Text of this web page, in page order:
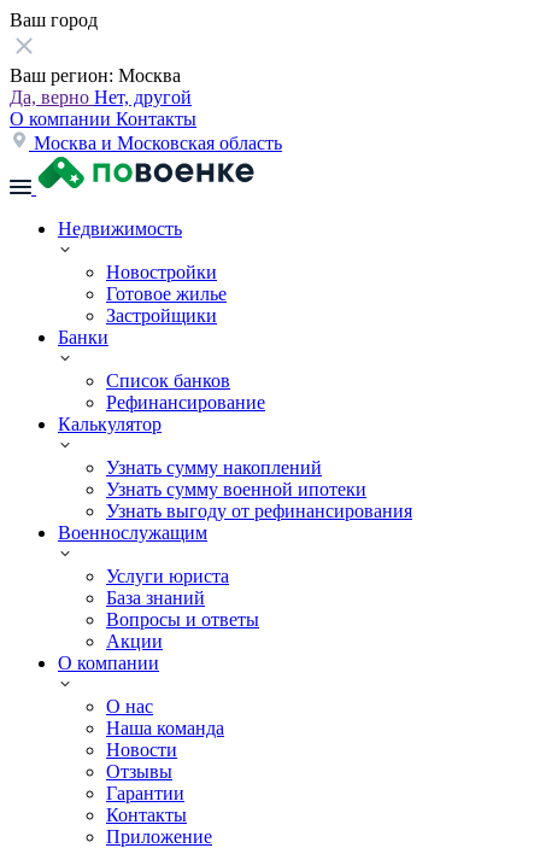
Ваш город
Ваш регион: Москва
Да, верно Нет, другой
О компании Контакты
Москва и Московская область
Недвижимость
Новостройки
Готовое жилье
Застройщики
Банки
Список банков
Рефинансирование
Калькулятор
Узнать сумму накоплений
Узнать сумму военной ипотеки
Узнать выгоду от рефинансирования
Военнослужащим
Услуги юриста
База знаний
Вопросы и ответы
Акции
О компании
О нас
Наша команда
Новости
Отзывы
Гарантии
Контакты
Приложение